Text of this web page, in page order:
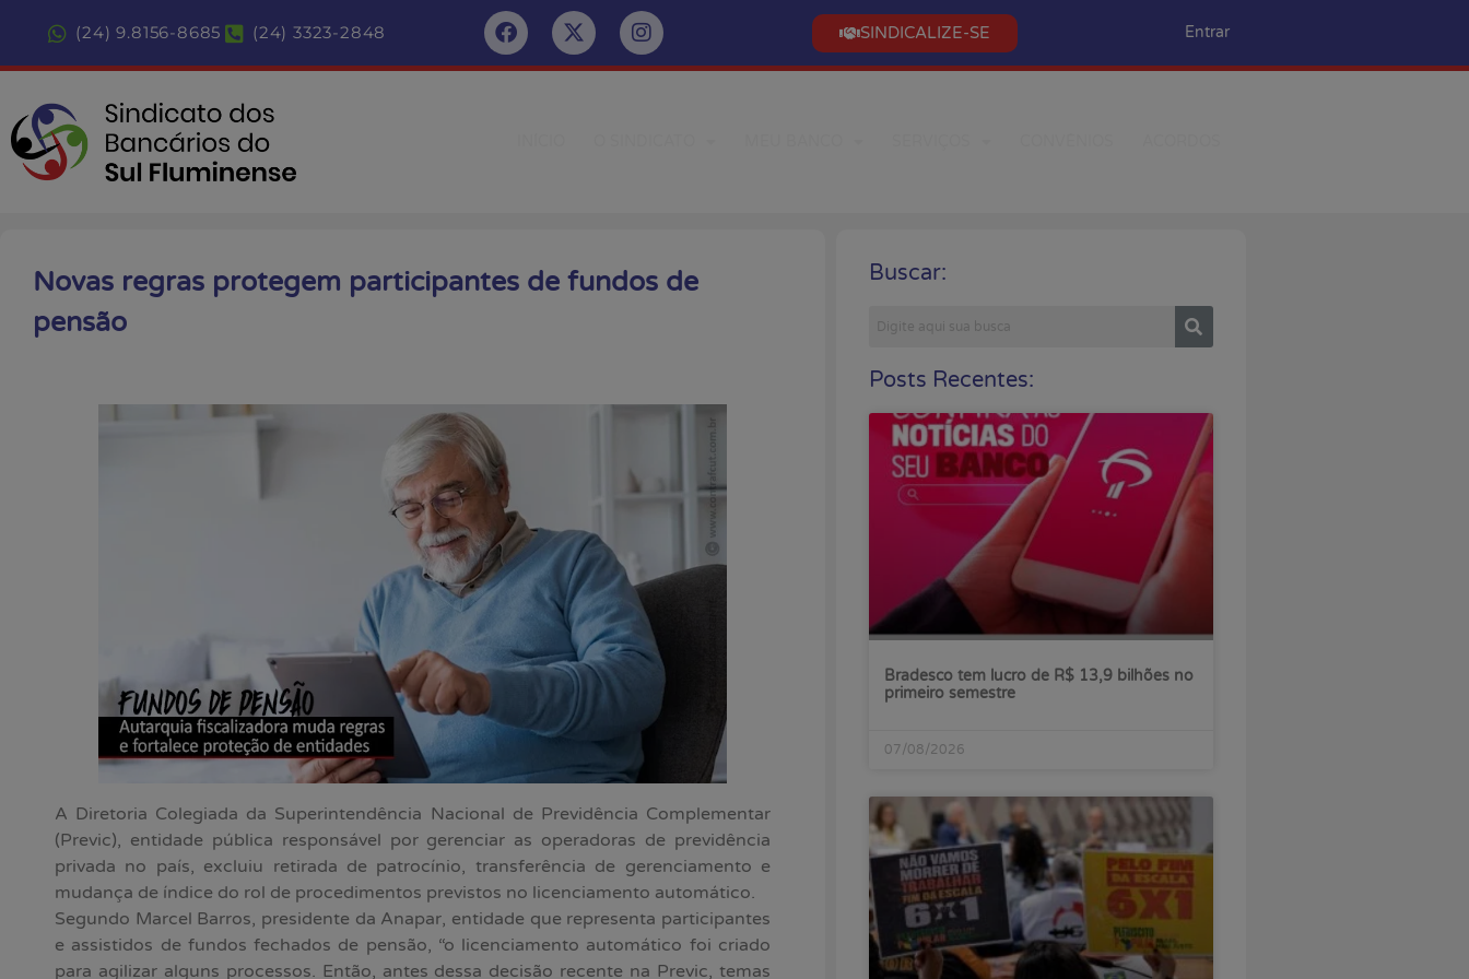
(24) 9.8156-8685 (24) 3323-2848 SINDICALIZE-SE Entrar
Novas regras protegem participantes de fundos de
pensão
A Diretoria Colegiada da Superintendência Nacional de Previdência Complementar
(Previc), entidade pública responsável por gerenciar as operadoras de previdência
privada no país, excluiu retirada de patrocínio, transferência de gerenciamento e
mudança de índice do rol de procedimentos previstos no licenciamento automático.
Segundo Marcel Barros, presidente da Anapar, entidade que representa participantes
e assistidos de fundos fechados de pensão, “o licenciamento automático foi criado
para agilizar alguns processos. Então, antes dessa decisão recente na Previc, temas
Buscar:
Posts Recentes:
Bradesco tem lucro de R$ 13,9 bilhões no
primeiro semestre
07/08/2026